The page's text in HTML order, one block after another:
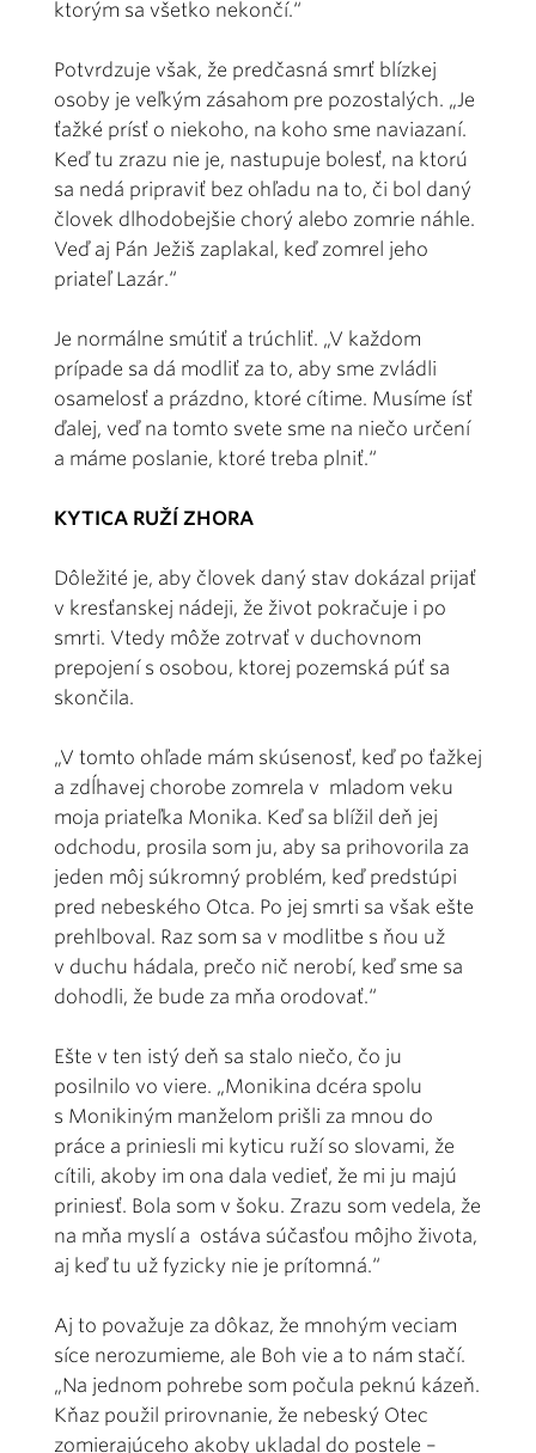
ktorým sa všetko nekončí.“
Potvrdzuje však, že predčasná smrť blízkej
osoby je veľkým zásahom pre pozostalých. „Je
ťažké prísť o niekoho, na koho sme naviazaní.
Keď tu zrazu nie je, nastupuje bolesť, na ktorú
sa nedá pripraviť bez ohľadu na to, či bol daný
človek dlhodobejšie chorý alebo zomrie náhle.
Veď aj Pán Ježiš zaplakal, keď zomrel jeho
priateľ Lazár.“
Je normálne smútiť a trúchliť. „V každom
prípade sa dá modliť za to, aby sme zvládli
osamelosť a prázdno, ktoré cítime. Musíme ísť
ďalej, veď na tomto svete sme na niečo určení
a máme poslanie, ktoré treba plniť.“
KYTICA RUŽÍ ZHORA
Dôležité je, aby človek daný stav dokázal prijať
v kresťanskej nádeji, že život pokračuje i po
smrti. Vtedy môže zotrvať v duchovnom
prepojení s osobou, ktorej pozemská púť sa
skončila.
„V tomto ohľade mám skúsenosť, keď po ťažkej
a zdĺhavej chorobe zomrela v mladom veku
moja priateľka Monika. Keď sa blížil deň jej
odchodu, prosila som ju, aby sa prihovorila za
jeden môj súkromný problém, keď predstúpi
pred nebeského Otca. Po jej smrti sa však ešte
prehlboval. Raz som sa v modlitbe s ňou už
v duchu hádala, prečo nič nerobí, keď sme sa
dohodli, že bude za mňa orodovať.“
Ešte v ten istý deň sa stalo niečo, čo ju
posilnilo vo viere. „Monikina dcéra spolu
s Monikiným manželom prišli za mnou do
práce a priniesli mi kyticu ruží so slovami, že
cítili, akoby im ona dala vedieť, že mi ju majú
priniesť. Bola som v šoku. Zrazu som vedela, že
na mňa myslí a ostáva súčasťou môjho života,
aj keď tu už fyzicky nie je prítomná.“
Aj to považuje za dôkaz, že mnohým veciam
síce nerozumieme, ale Boh vie a to nám stačí.
„Na jednom pohrebe som počula peknú kázeň.
Kňaz použil prirovnanie, že nebeský Otec
zomierajúceho akoby ukladal do postele –